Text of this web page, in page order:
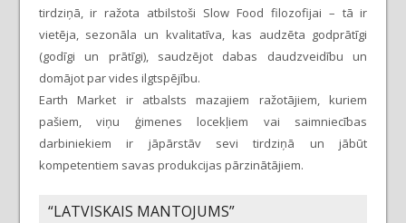
tirdziņā, ir ražota atbilstoši Slow Food filozofijai – tā ir
vietēja, sezonāla un kvalitatīva, kas audzēta godprātīgi
(godīgi un prātīgi), saudzējot dabas daudzveidību un
domājot par vides ilgtspējību.
Earth Market ir atbalsts mazajiem ražotājiem, kuriem
pašiem, viņu ģimenes locekļiem vai saimniecības
darbiniekiem ir jāpārstāv sevi tirdziņā un jābūt
kompetentiem savas produkcijas pārzinātājiem.
“LATVISKAIS MANTOJUMS”